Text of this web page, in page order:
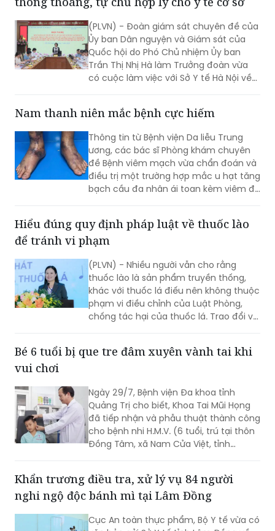
Ủy ban Dân nguyện và Giám sát của
Quốc hội do Phó Chủ nhiệm Ủy ban
Trần Thị Nhị Hà làm Trưởng đoàn vừa
có cuộc làm việc với Sở Y tế Hà Nội về
việc “giải quyết kiến nghị của cử tri về
bảo đảm nhân lực y tế nhằm nâng cao
chất lượng hoạt động của trạm y tế
quyền địa phương 2 cấp (CQĐP2C)”.
Nam thanh niên mắc bệnh cực hiếm
Thông tin từ Bệnh viện Da liễu Trung
ương, các bác sĩ Phòng khám chuyên
đề Bệnh viêm mạch vừa chẩn đoán và
điều trị một trường hợp mắc u hạt tăng
bạch cầu đa nhân ái toan kèm viêm đa
mạch (Eosinophilic Granulomatosis
with Polyangiitis - EGPA) – một bệnh lý
viêm mạch máu kích thước nhỏ và
người châu Á.
Hiểu đúng quy định pháp luật về thuốc lào
(PLVN) - Nhiều người vẫn cho rằng
thuốc lào là sản phẩm truyền thống,
khác với thuốc lá điếu nên không thuộc
phạm vi điều chỉnh của Luật Phòng,
chống tác hại của thuốc lá. Trao đổi với
phóng viên Báo Pháp luật Việt Nam, Ths.
Nguyễn Thị Thu Hương - chuyên gia về
phòng, chống tác hại của thuốc lá
đúng. Thuốc lào là một dạng thuốc lá
theo quy định của pháp luật, vì vậy mọi
vi phạm và trách nhiệm của người
quản lý đều được áp dụng tương tự
như đối với thuốc lá điếu.
Bé 6 tuổi bị que tre đâm xuyên vành tai khi
Ngày 29/7, Bệnh viện Đa khoa tỉnh
đã tiếp nhận và phẫu thuật thành công
cho bệnh nhi H.M.V. (6 tuổi, trú tại thôn
Đồng Tâm, xã Nam Cửa Việt, tỉnh
Quảng Trị) bị que tre đâm xuyên vành
tai trái.
Khẩn trương điều tra, xử lý vụ 84 người
Cục An toàn thực phẩm, Bộ Y tế vừa có
văn bản gửi Sở Y tế tỉnh Lâm Đồng về
việc điều tra, xử lý vụ nghi ngộ độc thực
phẩm xảy ra tại cơ sở bán bánh mì thịt